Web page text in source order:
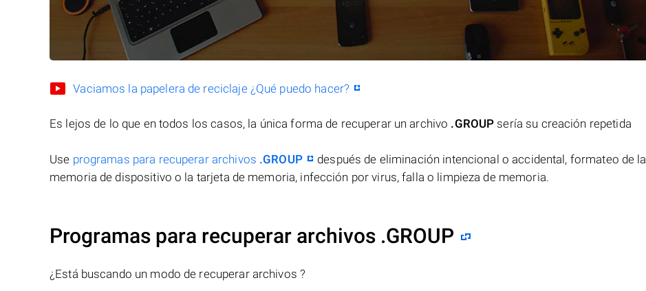
Vaciamos la papelera de reciclaje ¿Qué puedo hacer?
Es lejos de lo que en todos los casos, la única forma de recuperar un archivo .GROUP sería su creación repetida
Use programas para recuperar archivos .GROUP
después de eliminación intencional o accidental, formateo de la
memoria de dispositivo o la tarjeta de memoria, infección por virus, falla o limpieza de memoria.
Programas para recuperar archivos .GROUP
¿Está buscando un modo de recuperar archivos ?